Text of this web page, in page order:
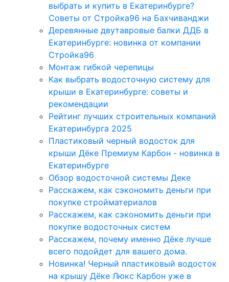
выбрать и купить в Екатеринбурге?
Советы от Стройка96 на Бахчиванджи
Деревянные двутавровые балки ДДБ в
Екатеринбурге: новинка от компании
Стройка96
Монтаж гибкой черепицы
Как выбрать водосточную систему для
крыши в Екатеринбурге: советы и
рекомендации
Рейтинг лучших строительных компаний
Екатеринбурга 2025
Пластиковый черный водосток для
крыши Дёке Премиум Карбон - новинка в
Екатеринбурге
Обзор водосточной системы Деке
Расскажем, как сэкономить деньги при
покупке стройматериалов
Расскажем, как сэкономить деньги при
покупке водосточных систем
Расскажем, почему именно Дёке лучше
всего подойдет для вашего дома.
Новинка! Черный пластиковый водосток
на крышу Дёке Люкс Карбон уже в